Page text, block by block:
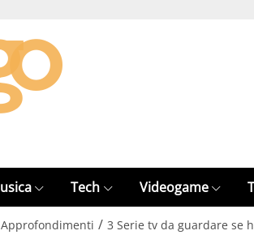
Tech Videogame
Approfondimenti / 3 Serie tv da guardare se